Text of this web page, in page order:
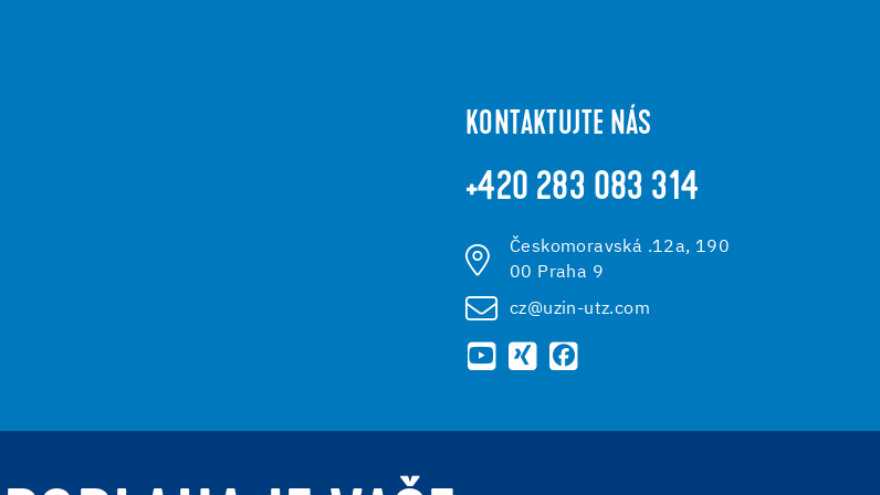
KONTAKTUJTE NÁS
+420 283 083 314
Českomoravská .12a, 190
00 Praha 9
cz@uzin-utz.com